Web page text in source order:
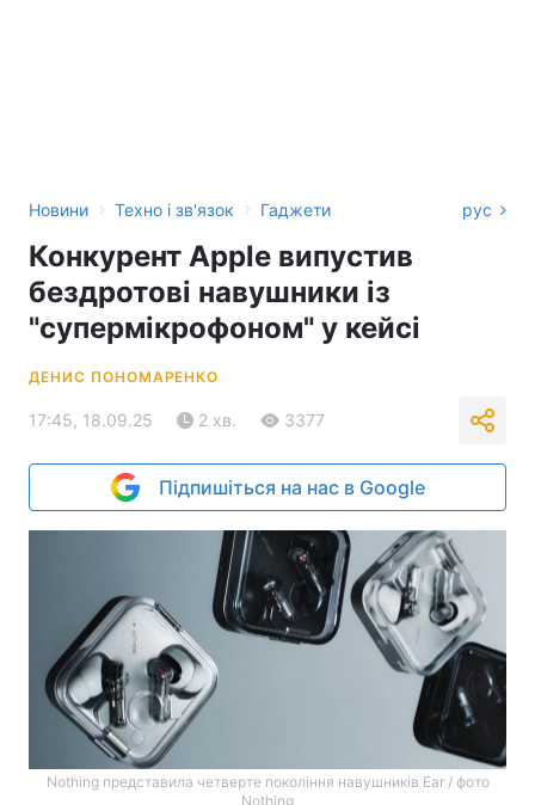
Новини › Техно і зв'язок › Гаджети рус
Конкурент Apple випустив
бездротові навушники із
"супермікрофоном" у кейсі
ДЕНИС ПОНОМАРЕНКО
17:45, 18.09.25 2 хв. 3377
Підпишіться на нас в Google
Nothing представила четверте покоління навушників Ear / фото
Nothing